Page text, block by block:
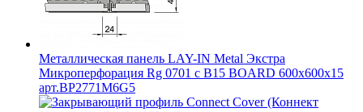
Металлическая панель LAY-IN Metal Экстра
Микроперфорация Rg 0701 с B15 BOARD 600x600x15
арт.BP2771M6G5